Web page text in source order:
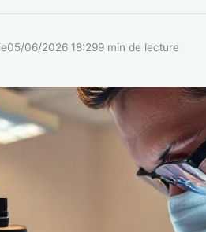
05/06/2026 18:299 min de lecture